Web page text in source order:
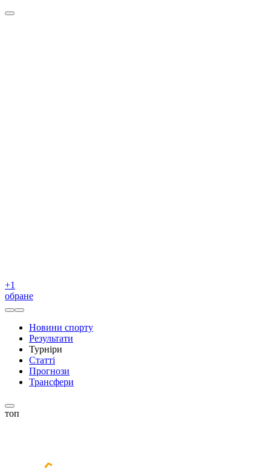
+1
обране
Новини спорту
Результати
Турніри
Статті
Прогнози
Трансфери
топ